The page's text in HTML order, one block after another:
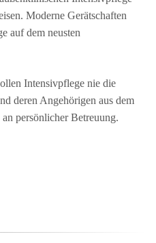
Moderne Gerätschaften
auf dem neusten
Intensivpflege nie die
deren Angehörigen aus dem
persönlicher Betreuung.